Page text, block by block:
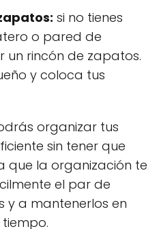
si no tienes
o pared de
un rincón de zapatos.
y coloca tus
organizar tus
sin tener que
que la organización te
el par de
y a mantenerlos en